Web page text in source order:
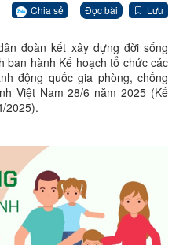
Chia sẻ Đọc bài Lưu
đoàn kết xây dựng đời sống
ban hành Kế hoạch tổ chức các
động quốc gia phòng, chống
Việt Nam 28/6 năm 2025 (Kế
2025).